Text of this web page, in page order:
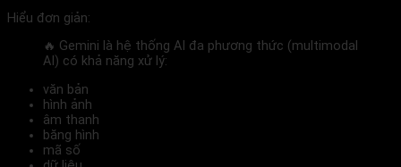
Hiểu đơn giản:
🔥 Gemini là hệ thống AI đa phương thức (multimodal
AI) có khả năng xử lý:
văn bản
hình ảnh
âm thanh
băng hình
mã số